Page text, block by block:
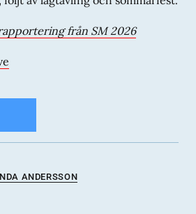
(f -18, e Stormur frá Leirulæk, u Lísa
1)
från SM 2026
ANDERSSON